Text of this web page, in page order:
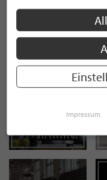
Impressum